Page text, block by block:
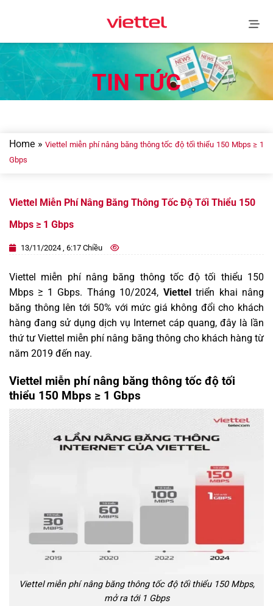
TIN TỨC
Home »Viettel miễn phí nâng băng thông tốc độ tối thiểu 150 Mbps ≥ 1
Gbps
Viettel Miễn Phí Nâng Băng Thông Tốc Độ Tối Thiểu 150
Mbps ≥ 1 Gbps
13/11/2024 , 6:17 Chiều
Viettel miễn phí nâng băng thông tốc độ tối thiểu 150
Mbps ≥ 1 Gbps. Tháng 10/2024, Vietteltriển khai nâng
băng thông lên tới 50% với mức giá không đổi cho khách
hàng đang sử dụng dịch vụ Internet cáp quang, đây là lần
thứ tư Viettel miễn phí nâng băng thông cho khách hàng từ
năm 2019 đến nay.
Viettel miễn phí nâng băng thông tốc độ tối
thiểu 150 Mbps ≥ 1 Gbps
Viettel miễn phí nâng băng thông tốc độ tối thiểu 150 Mbps,
mở ra tới 1 Gbps